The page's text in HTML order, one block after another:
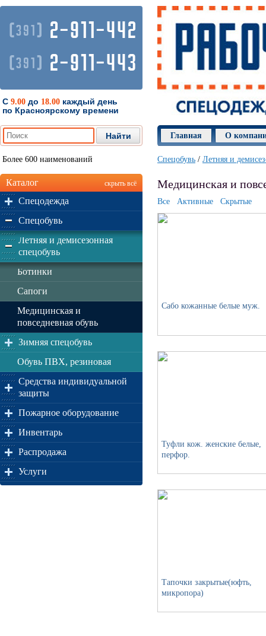
(391) 2-911-442
(391) 2-911-443
С 9.00 до 18.00 каждый день
по Красноярскому времени
Главная О
Более 600 наименований
Каталог скрыть всё
Спецодежда
Спецобувь
Летняя и демисезонная
спецобувь
Ботинки
Сапоги
Медицинская и
повседневная обувь
Зимняя спецобувь
Обувь ПВХ, резиновая
Средства индивидуальной
защиты
Пожарное оборудование
Инвентарь
Распродажа
Услуги
Спецобувь / Летняя и
Медицинская и
Все Активные Скрытые
Сабо кожанные белые муж.
Туфли кож. женские белые,
перфор.
Тапочки закрытые(юфть,
микропора)